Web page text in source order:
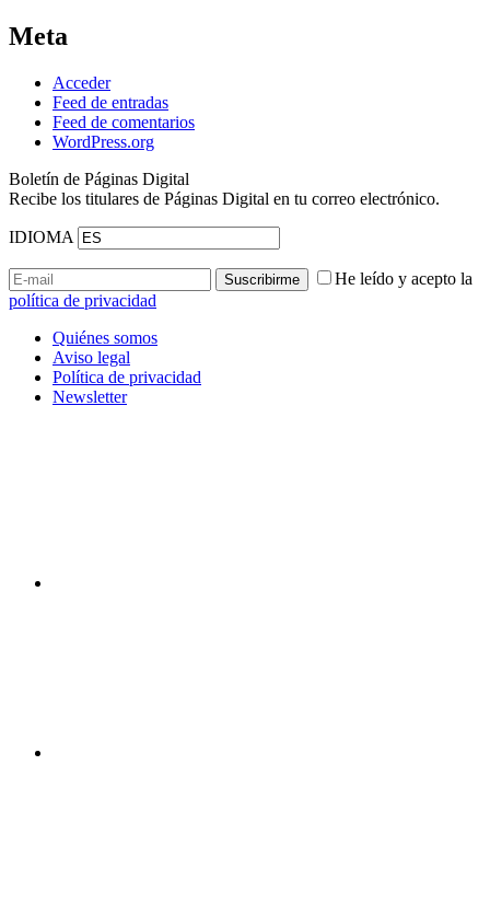
Meta
Acceder
Feed de entradas
Feed de comentarios
WordPress.org
Boletín de Páginas Digital
Recibe los titulares de Páginas Digital en tu correo electrónico.
IDIOMA
He leído y acepto la
política de privacidad
Quiénes somos
Aviso legal
Política de privacidad
Newsletter